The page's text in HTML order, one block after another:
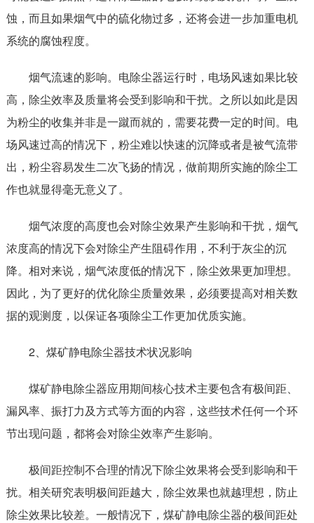
蚀，而且如果烟气中的硫化物过多，还将会进一步加重电机
系统的腐蚀程度。
烟气流速的影响。电除尘器运行时，电场风速如果比较
高，除尘效率及质量将会受到影响和干扰。之所以如此是因
为粉尘的收集并非是一蹴而就的，需要花费一定的时间。电
场风速过高的情况下，粉尘难以快速的沉降或者是被气流带
出，粉尘容易发生二次飞扬的情况，做前期所实施的除尘工
作也就显得毫无意义了。
烟气浓度的高度也会对除尘效果产生影响和干扰，烟气
浓度高的情况下会对除尘产生阻碍作用，不利于灰尘的沉
降。相对来说，烟气浓度低的情况下，除尘效果更加理想。
因此，为了更好的优化除尘质量效果，必须要提高对相关数
据的观测度，以保证各项除尘工作更加优质实施。
2、煤矿静电除尘器技术状况影响
煤矿静电除尘器应用期间核心技术主要包含有极间距、
漏风率、振打力及方式等方面的内容，这些技术任何一个环
节出现问题，都将会对除尘效率产生影响。
极间距控制不合理的情况下除尘效果将会受到影响和干
扰。相关研究表明极间距越大，除尘效果也就越理想，防止
除尘效果比较差。一般情况下，煤矿静电除尘器的极间距处